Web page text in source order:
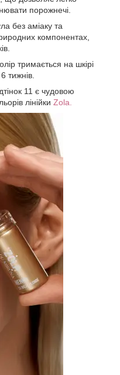
порожнечі.
без аміаку та
компонентах,
тримається на шкірі
тижнів.
11 є чудовою
лінійки Zola.